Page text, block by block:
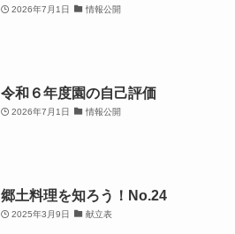
2026年7月1日 情報公開
令和６年度園の自己評価
2026年7月1日 情報公開
郷土料理を知ろう！No.24
2025年3月9日 献立表